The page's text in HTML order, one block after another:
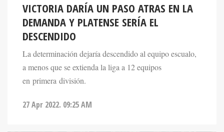
VICTORIA DARÍA UN PASO ATRAS EN LA
DEMANDA Y PLATENSE SERÍA EL
DESCENDIDO
La determinación dejaría descendido al equipo escualo,
a menos que se extienda la liga a 12 equipos
en primera división.
27 Apr 2022. 09:25 AM